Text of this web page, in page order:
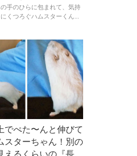
手のひらに包まれて、気持
くつろぐハムスターくん...
でぺた〜んと伸びて
スターちゃん！別の
えるくらいの『長